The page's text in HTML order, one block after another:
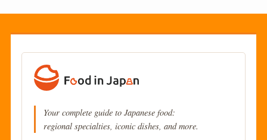
Your complete guide to Japanese food:
regional specialties, iconic dishes, and more.